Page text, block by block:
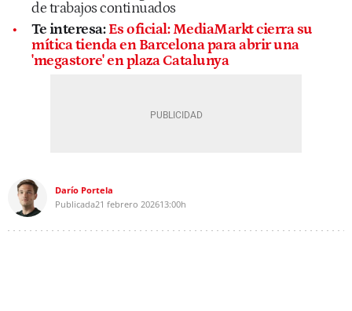
de trabajos continuados
Te interesa:Es oficial: MediaMarkt cierra su
mítica tienda en Barcelona para abrir una
'megastore' en plaza Catalunya
Darío Portela
Publicada21 febrero 202613:00h